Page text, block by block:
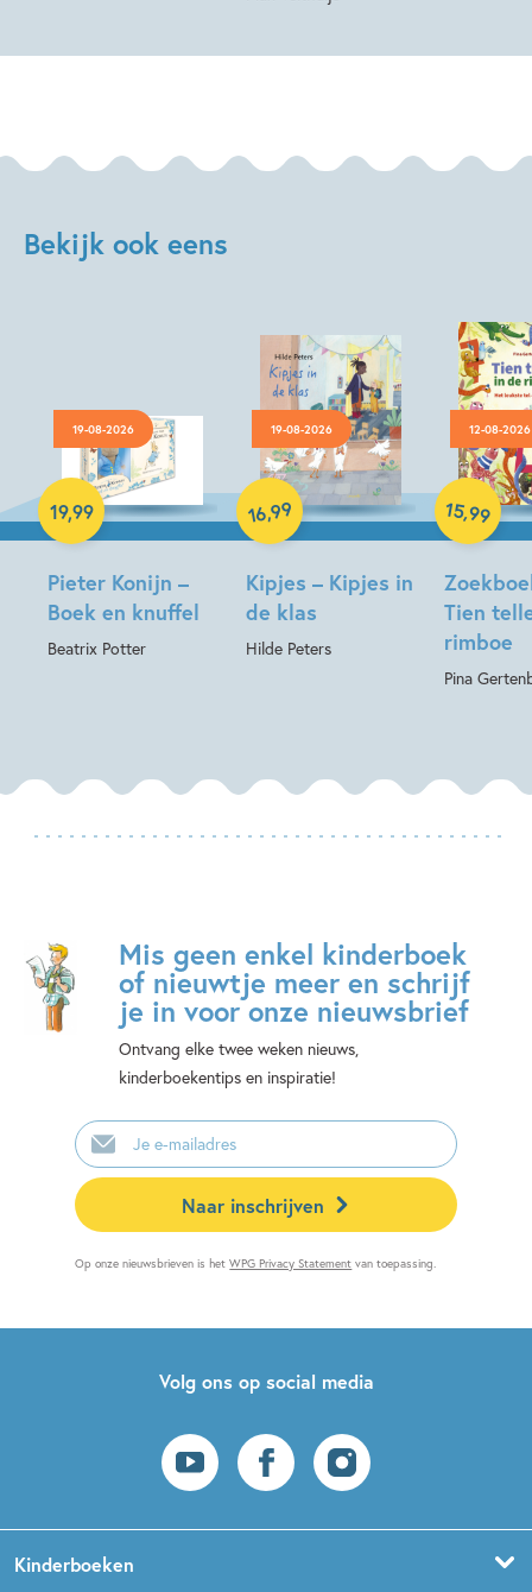
Bekijk ook eens
19-08-2026
Pieter Konijn –
Boek en knuffel
Beatrix Potter
19,99
Hardcover
19-08-2026
Kipjes – Kipjes in
de klas
Hilde Peters
16,99
Hardcover
12-08-2026
Tien
rimboe
Pina
15,99
Hardcover
Mis geen enkel kinderboek
of nieuwtje meer en schrijf
je in voor onze nieuwsbrief
Ontvang elke twee weken nieuws,
kinderboekentips en inspiratie!
E-
mailadres
Naar inschrijven
Op onze nieuwsbrieven is hetWPG Privacy Statement van toepassing.
Volg ons op social media
Kinderboeken